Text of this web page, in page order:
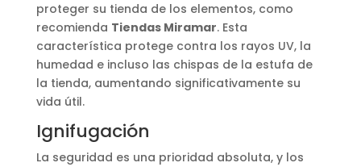
proteger su tienda de los elementos, como
recomienda Tiendas Miramar. Esta
característica protege contra los rayos UV, la
humedad e incluso las chispas de la estufa de
la tienda, aumentando significativamente su
vida útil.
Ignifugación
La seguridad es una prioridad absoluta, y los